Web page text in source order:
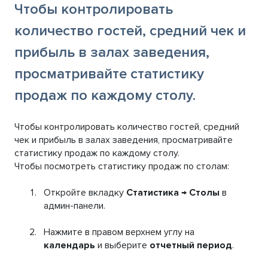
Чтобы контролировать
количество гостей, средний чек и
прибыль в залах заведения,
просматривайте статистику
продаж по каждому столу.
Чтобы контролировать количество гостей, средний
чек и прибыль в залах заведения, просматривайте
статистику продаж по каждому столу.
Чтобы посмотреть статистику продаж по столам:
Откройте вкладку Статистика → Столы в
админ-панели.
Нажмите в правом верхнем углу на
календарь и выберите отчетный период.